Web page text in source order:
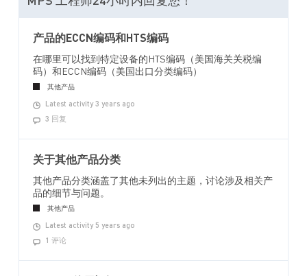
产品的ECCN编码和HTS编码
在哪里可以找到特定设备的HTS编码（美国海关关税编
码）和ECCN编码（美国出口分类编码）
其他产品
Latest activity 3 years ago
3 回复
关于其他产品分类
其他产品分类涵盖了其他未列出的主题，讨论涉及相关产
品的细节与问题。
其他产品
Latest activity 5 years ago
1 评论